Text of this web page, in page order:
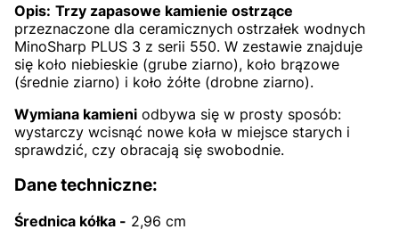
Opis: Trzy zapasowe kamienie ostrzące
przeznaczone dla ceramicznych ostrzałek wodnych
MinoSharp PLUS 3 z serii 550. W zestawie znajduje
się koło niebieskie (grube ziarno), koło brązowe
(średnie ziarno) i koło żółte (drobne ziarno).
Wymiana kamieni odbywa się w prosty sposób:
wystarczy wcisnąć nowe koła w miejsce starych i
sprawdzić, czy obracają się swobodnie.
Dane techniczne:
Średnica kółka - 2,96 cm